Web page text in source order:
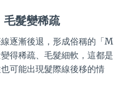
毛髮變稀疏
逐漸後退，形成俗稱的「M
得稀疏、毛髮細軟，這都是
可能出現髮際線後移的情